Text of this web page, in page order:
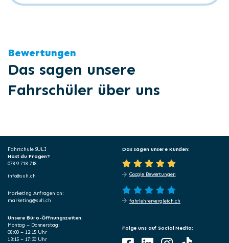
Bewertungen
Das sagen unsere
Fahrschüler über uns
Fahrschule SULI
Hast du Fragen?
078 9 718 718
info@suli.ch
Marketing Anfragen an:
marketing@suli.ch
Das sagen unsere Kunden:
Google Bewertungen
fahrlehrervergleich.ch
Unsere Büro-Öffnungszeiten:
Montag – Donnerstag:
08:00 – 12:15 Uhr
13:15 – 17:30 Uhr
Folge uns auf Social Media: